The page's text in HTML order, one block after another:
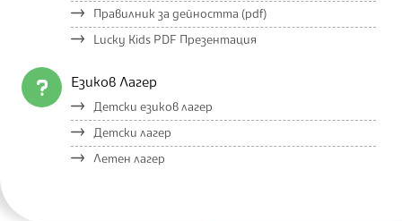
Правилник за дейността (pdf)
Lucky Kids PDF Презентация
Езиков Лагер
Детски езиков лагер
Детски лагер
Летен лагер